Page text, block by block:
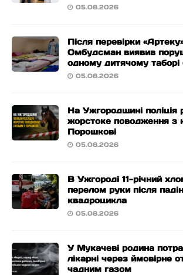
05.08.2026
Після перевірки
Омбудсман виявив
одному дитячому таборі
05.08.2026
На Ужгородщині поліція
жорстоке поводження з
Порошкові
05.08.2026
В Ужгороді 11-річний
перелом руки після
квадроцикла
05.08.2026
У Мукачеві родина
лікарні через ймовірне
чадним газом